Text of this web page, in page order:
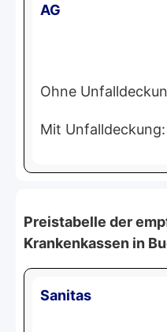
AG
Ohne
Mit Unfalldeckung:
Preistabelle der
Krankenkassen in
Sanitas